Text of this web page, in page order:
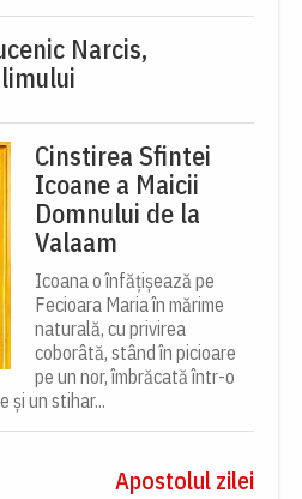
Narcis,
Cinstirea Sfintei
Icoane a Maicii
Domnului de la
Valaam
Icoana o înfățișează pe
Fecioara Maria în mărime
naturală, cu privirea
coborâtă, stând în picioare
pe un nor, îmbrăcată într-o
și un stihar...
Apostolul zilei